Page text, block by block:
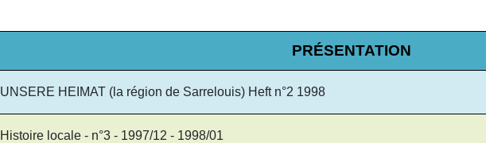
PRÉSENTATION
UNSERE HEIMAT (la région de Sarrelouis) Heft n°2 1998
Histoire locale - n°3 - 1997/12 - 1998/01